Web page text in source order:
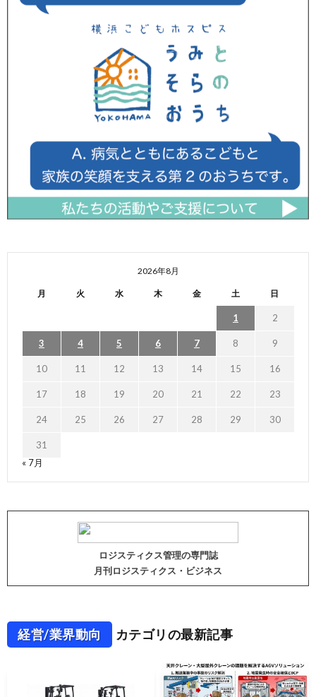
2026年8月
月 火 水 木 金 土 日
1 2
3 4 5 6 7 8 9
10 11 12 13 14 15 16
17 18 19 20 21 22 23
24 25 26 27 28 29 30
31
« 7月
ロジスティクス管理の専門誌
月刊ロジスティクス・ビジネス
経営/業界動向 カテゴリの最新記事